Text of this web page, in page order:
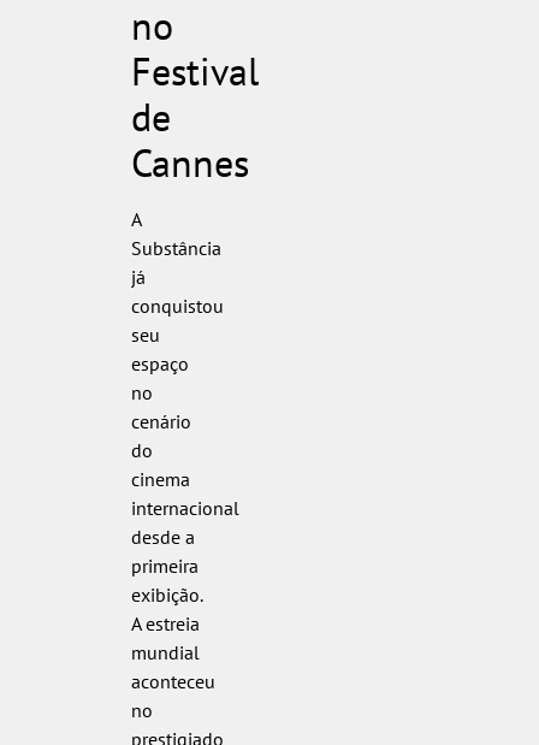
no
Festival
de
Cannes
A
Substância
já
conquistou
seu
espaço
no
cenário
do
cinema
internacional
desde a
primeira
exibição.
A estreia
mundial
aconteceu
no
prestigiado